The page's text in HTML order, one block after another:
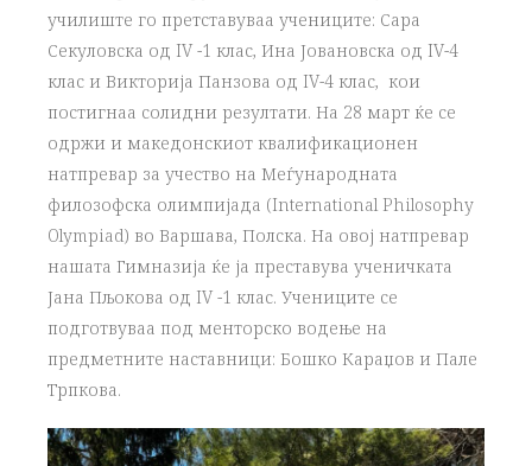
училиште го претставуваа учениците: Сара
Секуловска од IV -1 клас, Ина Јовановска од IV-4
клас и Викторија Панзова од IV-4 клас, кои
постигнаа солидни резултати. На 28 март ќе се
одржи и македонскиот квалификационен
натпревар за учество на Меѓународната
филозофска олимпијада (International Philosophy
Olympiad) во Варшава, Полска. На овој натпревар
нашата Гимназија ќе ја преставува ученичката
Јана Пљокова од IV -1 клас. Учениците се
подготвуваа под менторско водење на
предметните наставници: Бошко Караџов и Пале
Трпкова.